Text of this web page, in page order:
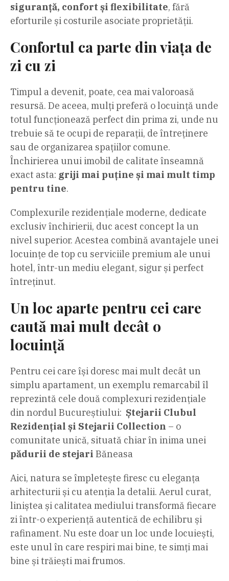
siguranță, confort și flexibilitate, fără
eforturile și costurile asociate proprietății.
Confortul ca parte din viața de
zi cu zi
Timpul a devenit, poate, cea mai valoroasă
resursă. De aceea, mulți preferă o locuință unde
totul funcționează perfect din prima zi, unde nu
trebuie să te ocupi de reparații, de întreținere
sau de organizarea spațiilor comune.
Închirierea unui imobil de calitate înseamnă
exact asta: griji mai puține și mai mult timp
pentru tine.
Complexurile rezidențiale moderne, dedicate
exclusiv închirierii, duc acest concept la un
nivel superior. Acestea combină avantajele unei
locuințe de top cu serviciile premium ale unui
hotel, într-un mediu elegant, sigur și perfect
întreținut.
Un loc aparte pentru cei care
caută mai mult decât o
locuință
Pentru cei care își doresc mai mult decât un
simplu apartament, un exemplu remarcabil îl
reprezintă cele două complexuri rezidențiale
din nordul Bucureștiului: Ștejarii Clubul
Rezidențial și Stejarii Collection – o
comunitate unică, situată chiar în inima unei
pădurii de stejari Băneasa
Aici, natura se împletește firesc cu eleganța
arhitecturii și cu atenția la detalii. Aerul curat,
liniștea și calitatea mediului transformă fiecare
zi într-o experiență autentică de echilibru și
rafinament. Nu este doar un loc unde locuiești,
este unul în care respiri mai bine, te simți mai
bine și trăiești mai frumos.